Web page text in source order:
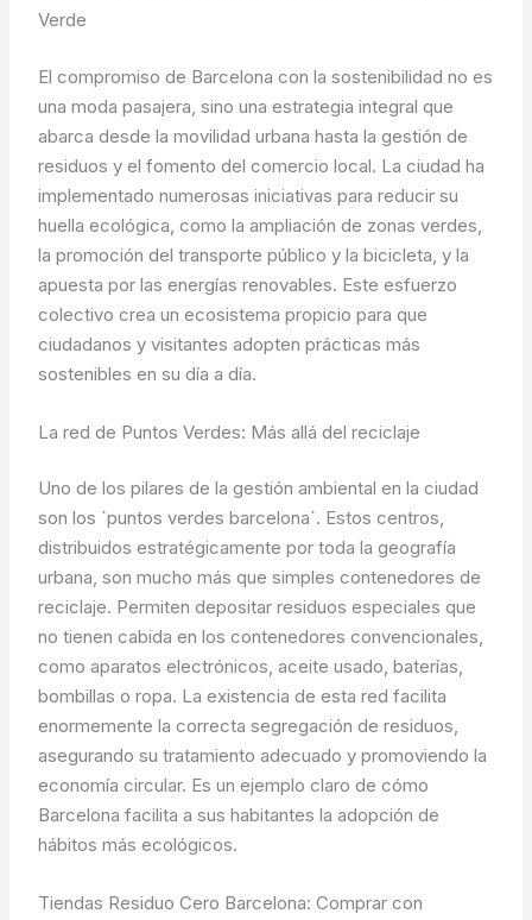
Verde
El compromiso de Barcelona con la sostenibilidad no es
una moda pasajera, sino una estrategia integral que
abarca desde la movilidad urbana hasta la gestión de
residuos y el fomento del comercio local. La ciudad ha
implementado numerosas iniciativas para reducir su
huella ecológica, como la ampliación de zonas verdes,
la promoción del transporte público y la bicicleta, y la
apuesta por las energías renovables. Este esfuerzo
colectivo crea un ecosistema propicio para que
ciudadanos y visitantes adopten prácticas más
sostenibles en su día a día.
La red de Puntos Verdes: Más allá del reciclaje
Uno de los pilares de la gestión ambiental en la ciudad
son los `puntos verdes barcelona`. Estos centros,
distribuidos estratégicamente por toda la geografía
urbana, son mucho más que simples contenedores de
reciclaje. Permiten depositar residuos especiales que
no tienen cabida en los contenedores convencionales,
como aparatos electrónicos, aceite usado, baterías,
bombillas o ropa. La existencia de esta red facilita
enormemente la correcta segregación de residuos,
asegurando su tratamiento adecuado y promoviendo la
economía circular. Es un ejemplo claro de cómo
Barcelona facilita a sus habitantes la adopción de
hábitos más ecológicos.
Tiendas Residuo Cero Barcelona: Comprar con